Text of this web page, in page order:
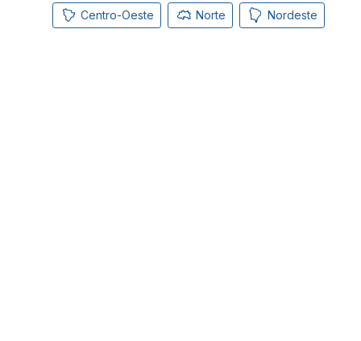
Centro-Oeste Norte Nordeste